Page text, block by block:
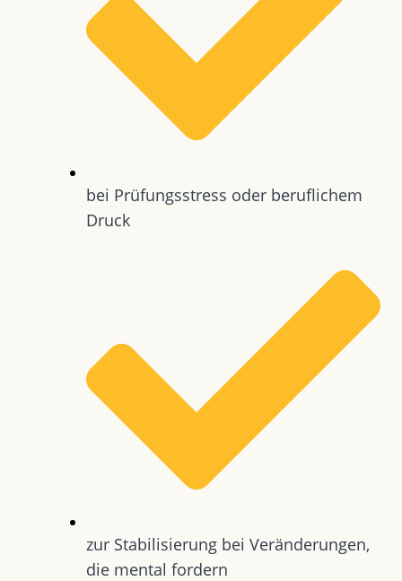
bei Prüfungsstress oder beruflichem
Druck
zur Stabilisierung bei Veränderungen,
die mental fordern